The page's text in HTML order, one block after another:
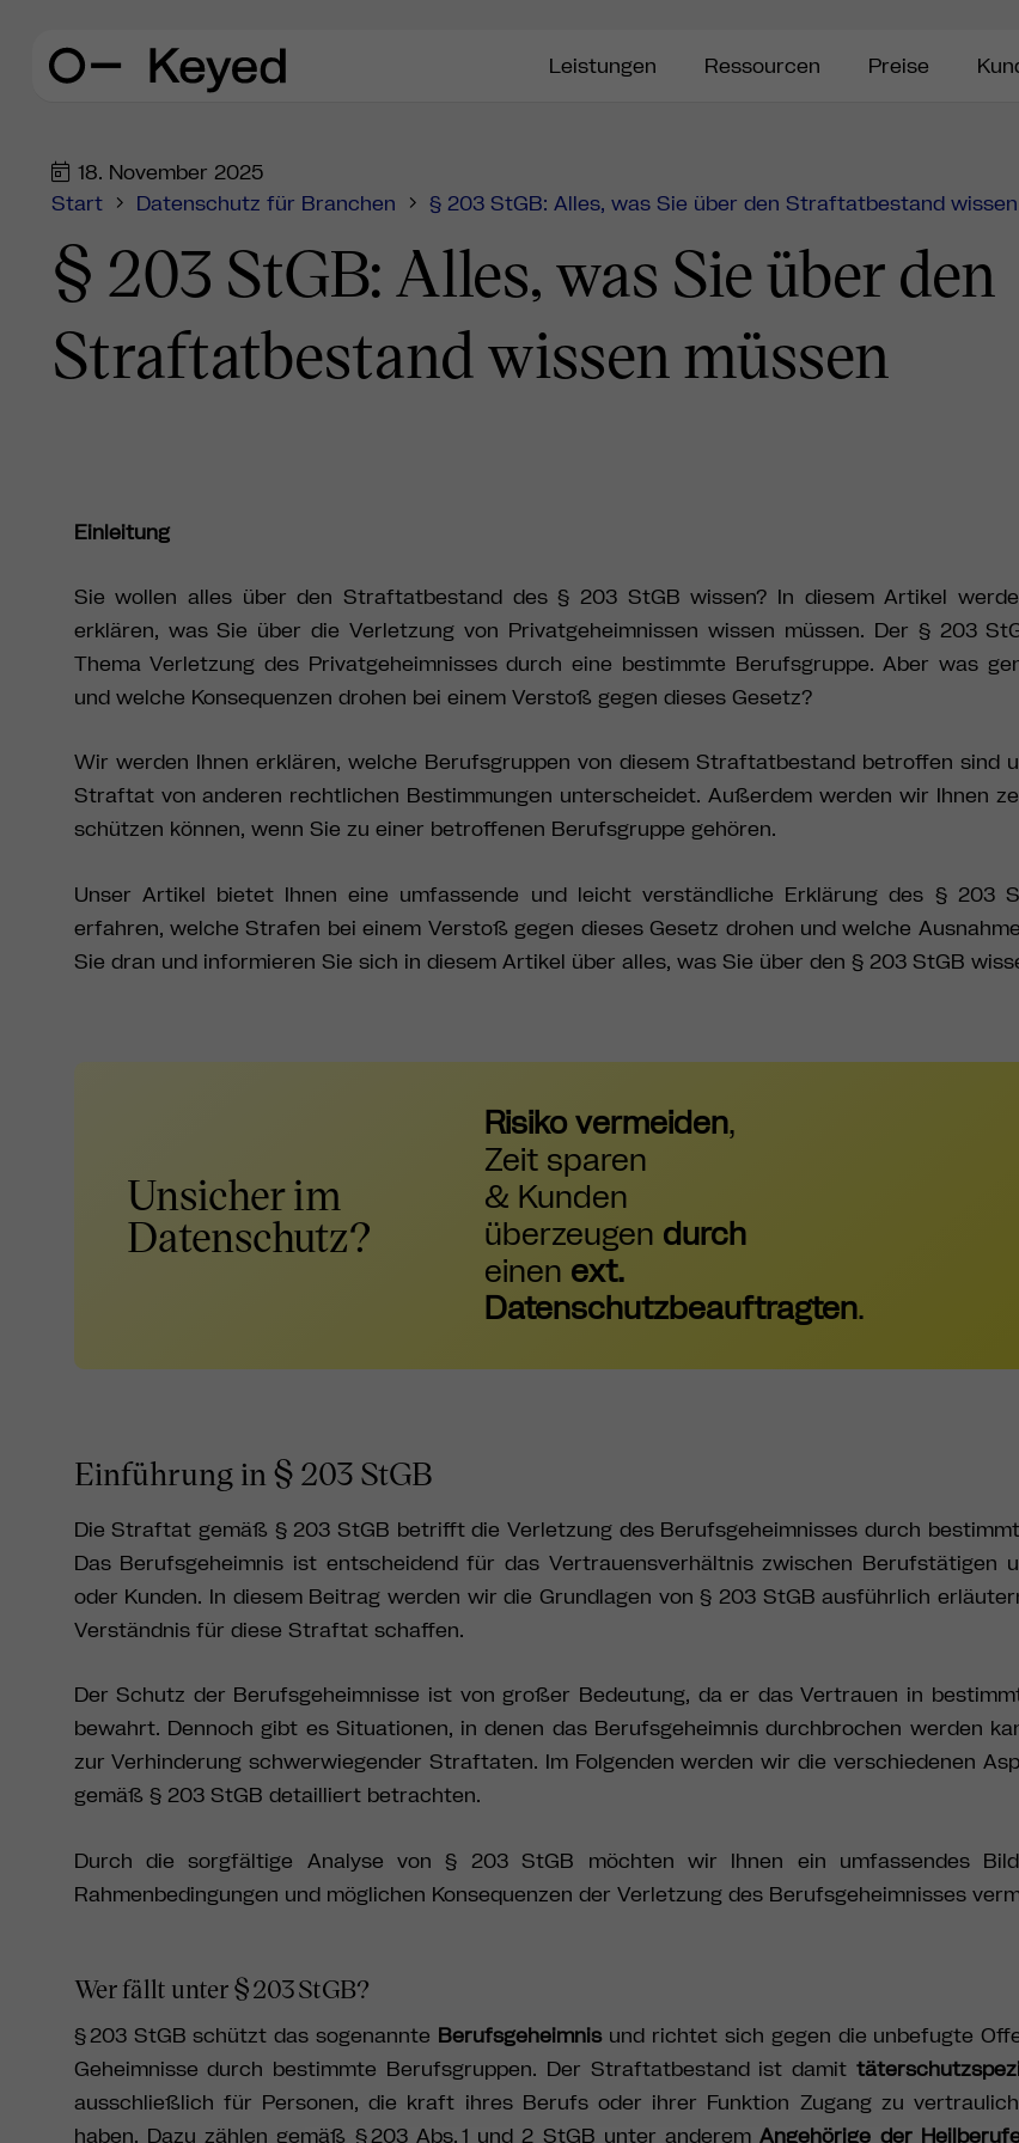
Leistungen Ressourcen Preise
18. November 2025
Start
Datenschutz für Branchen § 203 StGB: Alles, was Sie über den Straftatbestand
§ 203 StGB: Alles, was Sie über den
Straftatbestand wissen müssen
Einleitung
Sie wollen alles über den Straftatbestand des § 203 StGB wissen? In diesem Artikel
erklären, was Sie über die Verletzung von Privatgeheimnissen wissen müssen. Der § 203
Thema Verletzung des Privatgeheimnisses durch eine bestimmte Berufsgruppe. Aber was
und welche Konsequenzen drohen bei einem Verstoß gegen dieses Gesetz?
Wir werden Ihnen erklären, welche Berufsgruppen von diesem Straftatbestand betroffen sind
Straftat von anderen rechtlichen Bestimmungen unterscheidet. Außerdem werden wir Ihnen
schützen können, wenn Sie zu einer betroffenen Berufsgruppe gehören.
Unser Artikel bietet Ihnen eine umfassende und leicht verständliche Erklärung des § 203
erfahren, welche Strafen bei einem Verstoß gegen dieses Gesetz drohen und welche
Sie dran und informieren Sie sich in diesem Artikel über alles, was Sie über den § 203 StGB
Unsicher im
Datenschutz?
Risiko vermeiden,
Zeit sparen
& Kunden
überzeugen durch
einen ext.
Datenschutzbeauftragten.
Einführung in § 203 StGB
Die Straftat gemäß § 203 StGB betrifft die Verletzung des Berufsgeheimnisses durch
Das Berufsgeheimnis ist entscheidend für das Vertrauensverhältnis zwischen Berufstätigen
oder Kunden. In diesem Beitrag werden wir die Grundlagen von § 203 StGB ausführlich
Verständnis für diese Straftat schaffen.
Der Schutz der Berufsgeheimnisse ist von großer Bedeutung, da er das Vertrauen in
bewahrt. Dennoch gibt es Situationen, in denen das Berufsgeheimnis durchbrochen werden
zur Verhinderung schwerwiegender Straftaten. Im Folgenden werden wir die verschiedenen
gemäß § 203 StGB detailliert betrachten.
Durch die sorgfältige Analyse von § 203 StGB möchten wir Ihnen ein umfassendes
Rahmenbedingungen und möglichen Konsequenzen der Verletzung des Berufsgeheimnisses
Wer fällt unter § 203 StGB?
§ 203 StGB schützt das sogenannte Berufsgeheimnisund richtet sich gegen die unbefugte
Geheimnisse durch bestimmte Berufsgruppen. Der Straftatbestand ist damit
ausschließlich für Personen, die kraft ihres Berufs oder ihrer Funktion Zugang zu
haben. Dazu zählen gemäß § 203 Abs. 1 und 2 StGB unter anderemAngehörige der